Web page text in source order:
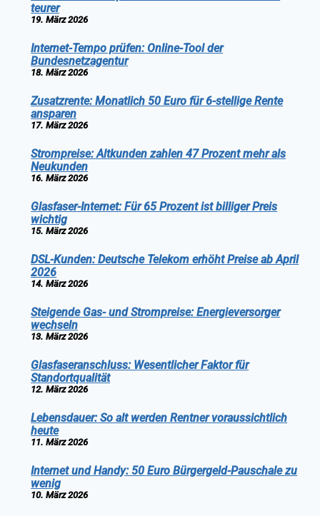
teurer
19. März 2026
Internet-Tempo prüfen: Online-Tool der
Bundesnetzagentur
18. März 2026
Zusatzrente: Monatlich 50 Euro für 6-stellige Rente
ansparen
17. März 2026
Strompreise: Altkunden zahlen 47 Prozent mehr als
Neukunden
16. März 2026
Glasfaser-Internet: Für 65 Prozent ist billiger Preis
wichtig
15. März 2026
DSL-Kunden: Deutsche Telekom erhöht Preise ab April
2026
14. März 2026
Steigende Gas- und Strompreise: Energieversorger
wechseln
13. März 2026
Glasfaseranschluss: Wesentlicher Faktor für
Standortqualität
12. März 2026
Lebensdauer: So alt werden Rentner voraussichtlich
heute
11. März 2026
Internet und Handy: 50 Euro Bürgergeld-Pauschale zu
wenig
10. März 2026